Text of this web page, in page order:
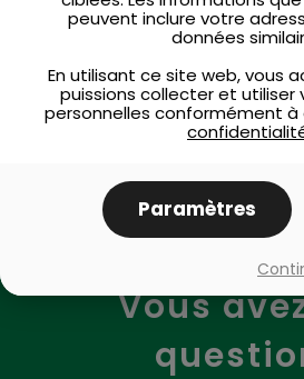
Procès verbaux
RÈGLEMENTS
Vous
peuvent inclure votre
données
En utilisant ce site web, vous
puissions collecter et utiliser
personnelles conformément
Paramètres